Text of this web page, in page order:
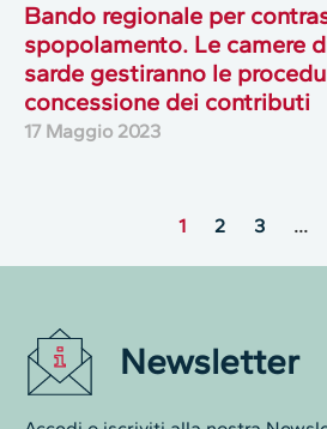
Bando regionale per
spopolamento. Le camere
sarde gestiranno le
concessione dei contributi
17 Maggio 2023
1 2 3 …
Newsletter